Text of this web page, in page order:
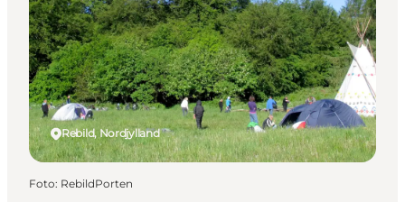
Rebild, Nordjylland
Foto: RebildPorten